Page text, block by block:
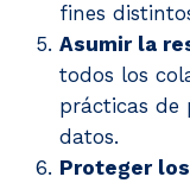
fines
Asumir la
todos los
prácticas de
datos.
Proteger